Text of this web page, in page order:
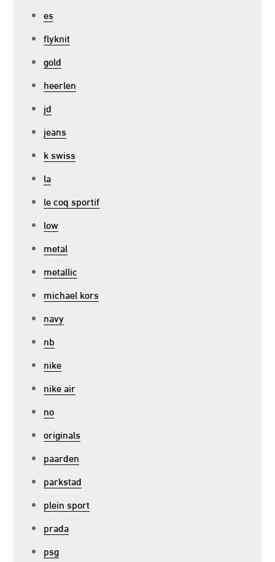
es
flyknit
gold
heerlen
jd
jeans
k swiss
la
le coq sportif
low
metal
metallic
michael kors
navy
nb
nike
nike air
no
originals
paarden
parkstad
plein sport
prada
psg